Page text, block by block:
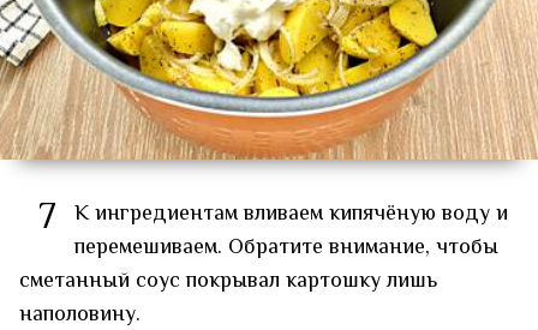
7 К ингредиентам вливаем кипячёную воду и
перемешиваем. Обратите внимание, чтобы
сметанный соус покрывал картошку лишь
наполовину.